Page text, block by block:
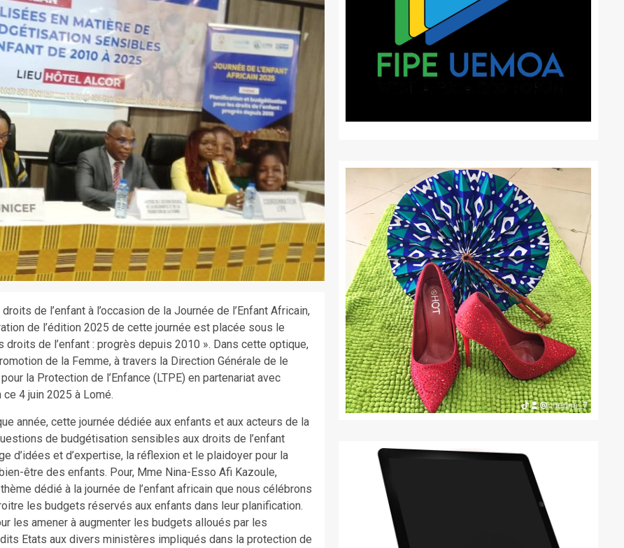
de l’enfant à l’occasion de la Journée de l’Enfant Africain,
de l’édition 2025 de cette journée est placée sous le
de l’enfant : progrès depuis 2010 ». Dans cette optique,
de la Femme, à travers la Direction Générale de le
la Protection de l’Enfance (LTPE) en partenariat avec
4 juin 2025 à Lomé.
année, cette journée dédiée aux enfants et aux acteurs de la
de budgétisation sensibles aux droits de l’enfant
d’idées et d’expertise, la réflexion et le plaidoyer pour la
être des enfants. Pour, Mme Nina-Esso Afi Kazoule,
dédié à la journée de l’enfant africain que nous célébrons
les budgets réservés aux enfants dans leur planification.
les amener à augmenter les budgets alloués par les
Etats aux divers ministères impliqués dans la protection de